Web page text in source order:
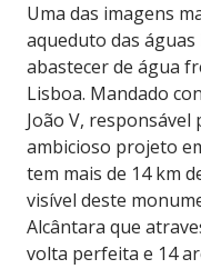
Uma das imagens
aqueduto das
abastecer de água
Lisboa. Mandado
João V,
ambicioso projeto
tem mais de 14 km
visível deste
Alcântara que
volta perfeita e 14